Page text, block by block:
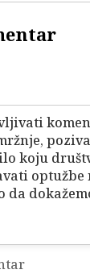
koju
da